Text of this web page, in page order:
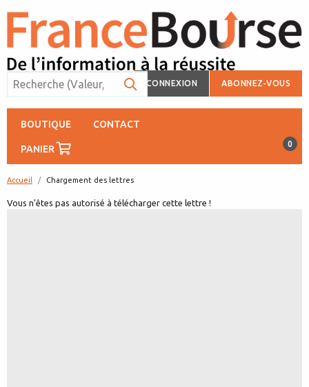
CONNEXION ABONNEZ-VOUS
BOUTIQUE CONTACT
PANIER 0
Accueil page:
Chargement des lettres
Vous n'êtes pas autorisé à télécharger cette lettre !